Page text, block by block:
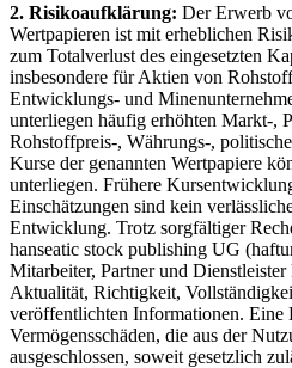
2. Risikoaufklärung: Der Erwerb
Wertpapieren ist mit erheblichen
zum Totalverlust des eingesetzten
insbesondere für Aktien von
Entwicklungs- und
unterliegen häufig erhöhten Markt-,
Rohstoffpreis-, Währungs-,
Kurse der genannten Wertpapiere
unterliegen. Frühere
Einschätzungen sind kein
Entwicklung. Trotz sorgfältiger
hanseatic stock publishing UG
Mitarbeiter, Partner und
Aktualität, Richtigkeit,
veröffentlichten Informationen. Eine
Vermögensschäden, die aus der
ausgeschlossen, soweit gesetzlich